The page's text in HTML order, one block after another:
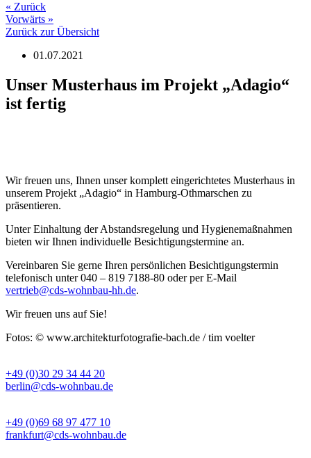
« Zurück
Vorwärts »
Zurück zur Übersicht
01.07.2021
Unser Musterhaus im Projekt „Adagio“
ist fertig
Wir freuen uns, Ihnen unser komplett eingerichtetes Musterhaus in
unserem Projekt „Adagio“ in Hamburg-Othmarschen zu
präsentieren.
Unter Einhaltung der Abstandsregelung und Hygienemaßnahmen
bieten wir Ihnen individuelle Besichtigungstermine an.
Vereinbaren Sie gerne Ihren persönlichen Besichtigungstermin
telefonisch unter 040 – 819 7188-80 oder per E-Mail
vertrieb@cds-wohnbau-hh.de.
Wir freuen uns auf Sie!
Fotos: © www.architekturfotografie-bach.de / tim voelter
+49 (0)30 29 34 44 20
berlin@cds-wohnbau.de
+49 (0)69 68 97 477 10
frankfurt@cds-wohnbau.de